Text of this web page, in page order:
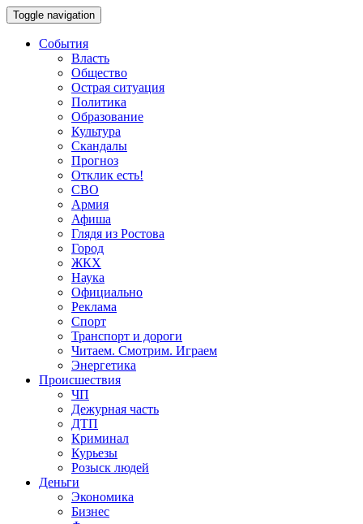
Toggle navigation
События
Власть
Общество
Острая ситуация
Политика
Образование
Культура
Скандалы
Прогноз
Отклик есть!
СВО
Армия
Афиша
Глядя из Ростова
Город
ЖКХ
Наука
Официально
Реклама
Спорт
Транспорт и дороги
Читаем. Смотрим. Играем
Энергетика
Происшествия
ЧП
Дежурная часть
ДТП
Криминал
Курьезы
Розыск людей
Деньги
Экономика
Бизнес